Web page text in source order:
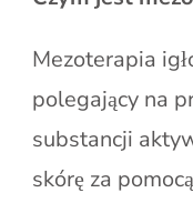
Mezoterapia
polegający na
substancji
skórę za